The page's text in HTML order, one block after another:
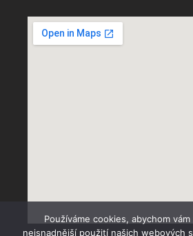
Používáme cookies, abychom
nejsnadnější použití našich webových